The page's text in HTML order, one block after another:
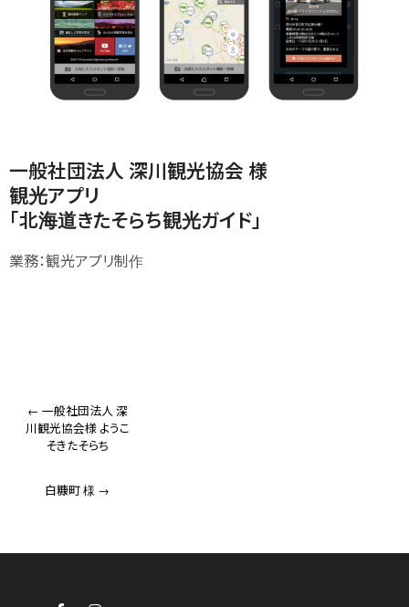
一般社団法人 深川観光協会 様
観光アプリ
「北海道きたそらち観光ガイド」
業務：観光アプリ制作
← 一般社団法人 深
川観光協会様 ようこ
そきたそらち
白糠町 様 →